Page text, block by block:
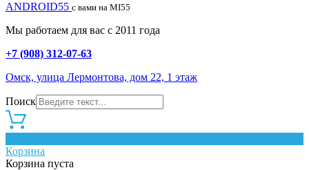
ANDROID55 с вами на MI55
Мы работаем для вас с 2011 года
+7 (908) 312-07-63
Омск, улица Лермонтова, дом 22, 1 этаж
Поиск
Корзина
Корзина пуста